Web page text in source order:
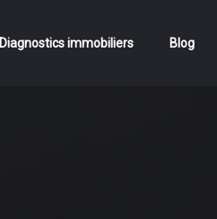
Diagnostics immobiliers Blog